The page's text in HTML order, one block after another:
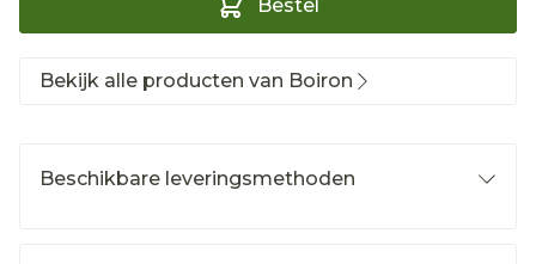
Bestel
Bekijk alle producten van Boiron
Beschikbare leveringsmethoden